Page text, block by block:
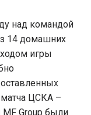
над командой
14 домашних
игры
ЦСКА –
Group были